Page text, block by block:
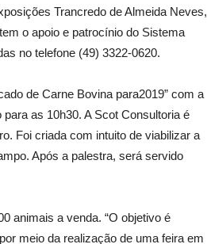
Trancredo de Almeida Neves,
o apoio e patrocínio do Sistema
no telefone (49) 3322-0620.
de Carne Bovina para2019” com a
as 10h30. A Scot Consultoria é
Foi criada com intuito de viabilizar a
Após a palestra, será servido
a venda. “O objetivo é
meio da realização de uma feira em